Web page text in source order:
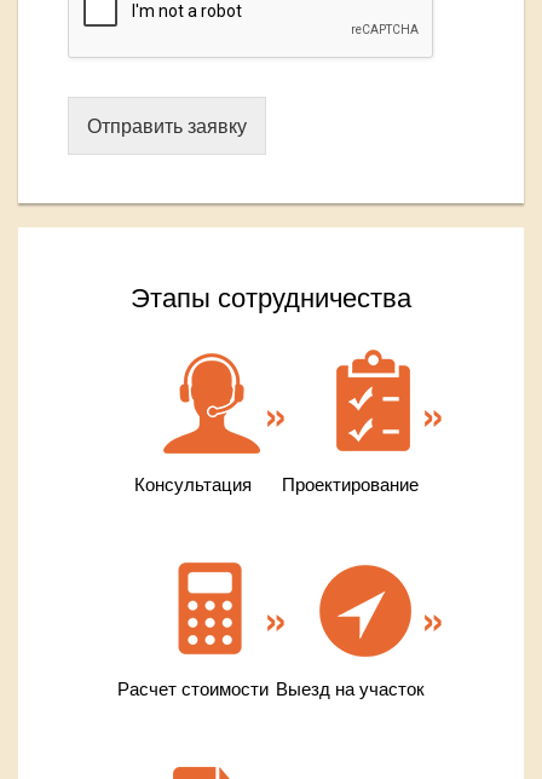
Отправить заявку
Этапы сотрудничества
Консультация Проектирование
Расчет стоимости Выезд на участок